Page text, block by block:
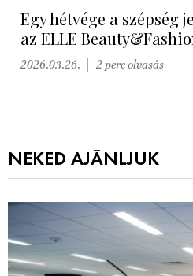
Egy hétvége a szépség
az ELLE
2026.03.26. 2 perc olvasás
NEKED AJÁNLJUK